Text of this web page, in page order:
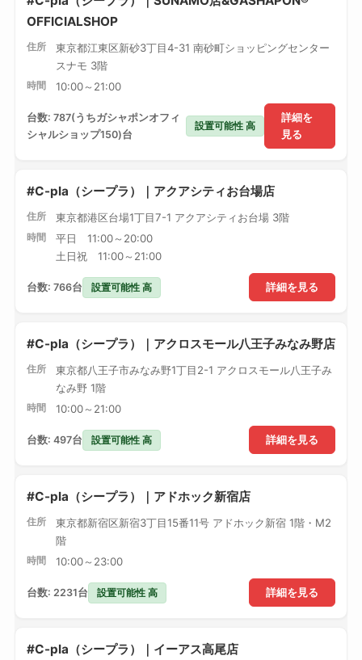
OFFICIALSHOP
住所
東京都江東区新砂3丁目4-31 南砂町ショッピングセンター
スナモ 3階
時間 10:00～21:00
詳細を
見る
台数: 787(うちガシャポンオフィ
シャルショップ150)台
設置可能性 高
#C-pla（シープラ）｜アクアシティお台場店
住所 東京都港区台場1丁目7-1 アクアシティお台場 3階
時間
平日 11:00～20:00
土日祝 11:00～21:00
詳細を見る
台数: 766台 設置可能性 高
#C-pla（シープラ）｜アクロスモール八王子みなみ野店
住所
東京都八王子市みなみ野1丁目2-1 アクロスモール八王子み
なみ野 1階
時間 10:00～21:00
詳細を見る
台数: 497台 設置可能性 高
#C-pla（シープラ）｜アドホック新宿店
住所
東京都新宿区新宿3丁目15番11号 アドホック新宿 1階・M2
階
時間 10:00～23:00
詳細を見る
台数: 2231台 設置可能性 高
#C-pla（シープラ）｜イーアス高尾店